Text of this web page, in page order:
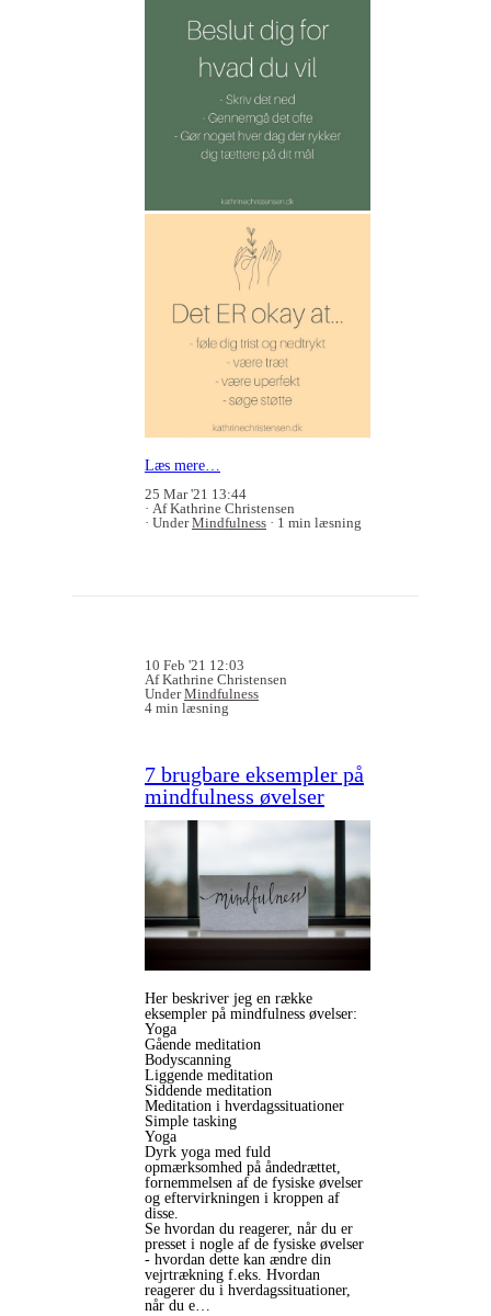
Læs mere…
25 Mar '21 13:44
Af Kathrine Christensen
UnderMindfulness 1 min læsning
10 Feb '21 12:03
Af Kathrine Christensen
UnderMindfulness
4 min læsning
7 brugbare eksempler på
mindfulness øvelser
Her beskriver jeg en række
eksempler på mindfulness øvelser:
Yoga
Gående meditation
Bodyscanning
Liggende meditation
Siddende meditation
Meditation i hverdagssituationer
Simple tasking
Yoga
Dyrk yoga med fuld
opmærksomhed på åndedrættet,
fornemmelsen af de fysiske øvelser
og eftervirkningen i kroppen af
disse.
Se hvordan du reagerer, når du er
presset i nogle af de fysiske øvelser
- hvordan dette kan ændre din
vejrtrækning f.eks. Hvordan
reagerer du i hverdagssituationer,
når du e…